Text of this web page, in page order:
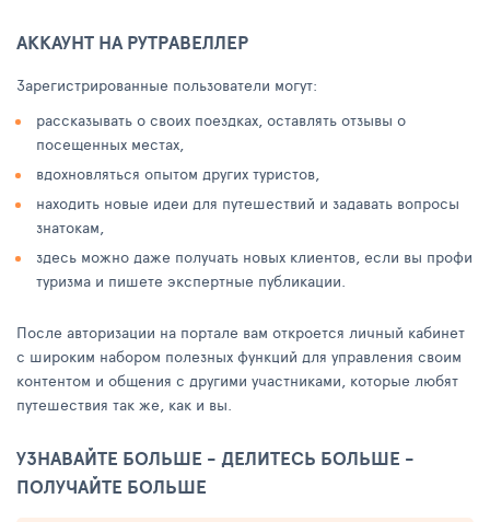
АККАУНТ НА РУТРАВЕЛЛЕР
Зарегистрированные пользователи могут:
рассказывать о своих поездках, оставлять отзывы о
посещенных местах,
вдохновляться опытом других туристов,
находить новые идеи для путешествий и задавать вопросы
знатокам,
здесь можно даже получать новых клиентов, если вы профи
туризма и пишете экспертные публикации.
После авторизации на портале вам откроется личный кабинет
с широким набором полезных функций для управления своим
контентом и общения с другими участниками, которые любят
путешествия так же, как и вы.
УЗНАВАЙТЕ БОЛЬШЕ - ДЕЛИТЕСЬ БОЛЬШЕ -
ПОЛУЧАЙТЕ БОЛЬШЕ